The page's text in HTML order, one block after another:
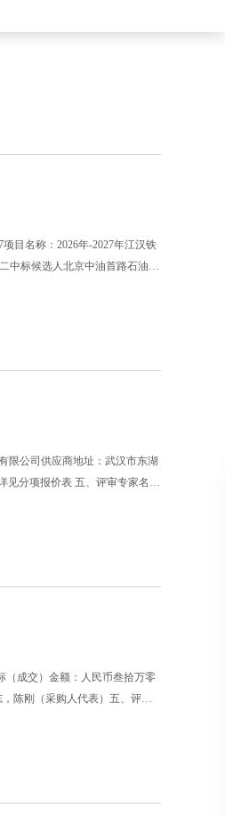
目名称：2026年-2027年江汉铁
中标候选人北京中油首路石油销
限公司供应商地址：武汉市东湖
见分项报价表 五、评审专家名单
（成交）金额：人民币叁拾万零
陈刚（采购人代表）五、评审